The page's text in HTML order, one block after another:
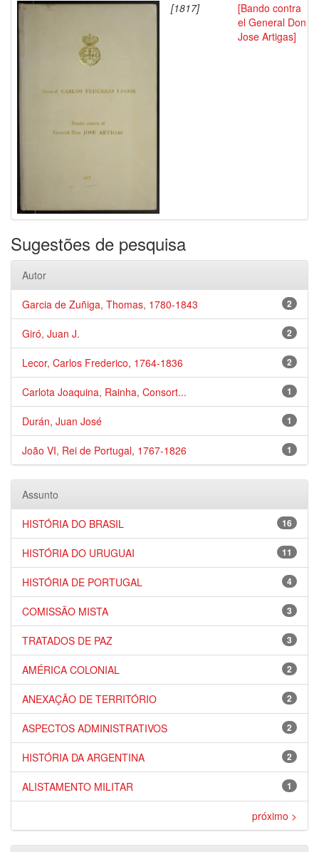
[1817]
[Bando contra
el General Don
Jose Artigas]
Sugestões de pesquisa
Autor
2
Garcia de Zuñiga, Thomas, 1780-1843
2
Giró, Juan J.
2
Lecor, Carlos Frederico, 1764-1836
1
Carlota Joaquina, Rainha, Consort...
1
Durán, Juan José
1
João VI, Rei de Portugal, 1767-1826
Assunto
16
HISTÓRIA DO BRASIL
11
HISTÓRIA DO URUGUAI
4
HISTÓRIA DE PORTUGAL
3
COMISSÃO MISTA
3
TRATADOS DE PAZ
2
AMÉRICA COLONIAL
2
ANEXAÇÃO DE TERRITÓRIO
2
ASPECTOS ADMINISTRATIVOS
2
HISTÓRIA DA ARGENTINA
1
ALISTAMENTO MILITAR
próximo >